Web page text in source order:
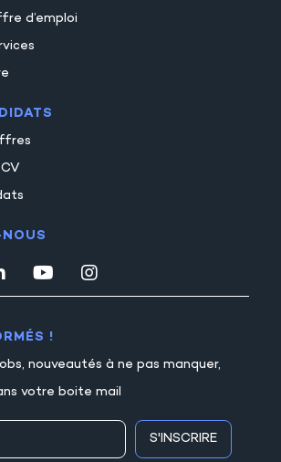
d’emploi
!
nouveautés à ne pas manquer,
votre boite mail
S'INSCRIRE